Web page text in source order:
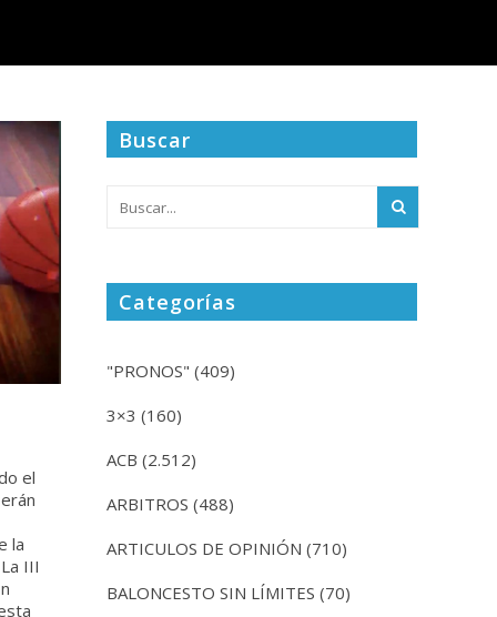
el
la
III
Buscar
Categorías
"PRONOS" (409)
3×3 (160)
ACB (2.512)
ARBITROS (488)
ARTICULOS DE OPINIÓN (710)
BALONCESTO SIN LÍMITES (70)